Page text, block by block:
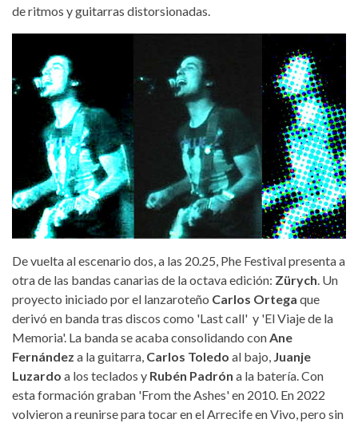
de ritmos y guitarras distorsionadas.
zurych_0.jpg
De vuelta al escenario dos, a las 20.25, Phe Festival presenta a
otra de las bandas canarias de la octava edición: Zürych. Un
proyecto iniciado por el lanzaroteño Carlos Ortega que
derivó en banda tras discos como 'Last call' y 'El Viaje de la
Memoria'. La banda se acaba consolidando conAne
Fernández a la guitarra, Carlos Toledo al bajo, Juanje
Luzardo a los teclados y Rubén Padrón a la batería. Con
esta formación graban 'From the Ashes' en 2010. En 2022
volvieron a reunirse para tocar en el Arrecife en Vivo, pero sin